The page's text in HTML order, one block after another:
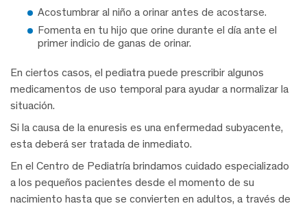
Acostumbrar al niño a orinar antes de acostarse.
Fomenta en tu hijo que orine durante el día ante el
primer indicio de ganas de orinar.
En ciertos casos, el pediatra puede prescribir algunos
medicamentos de uso temporal para ayudar a normalizar la
situación.
Si la causa de la enuresis es una enfermedad subyacente,
esta deberá ser tratada de inmediato.
En el Centro de Pediatría brindamos cuidado especializado
a los pequeños pacientes desde el momento de su
nacimiento hasta que se convierten en adultos, a través de